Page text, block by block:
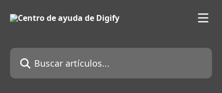
Buscar artículos...